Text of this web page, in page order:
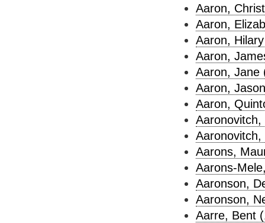
Aaron,
Aaron,
Aaron,
Aaron,
Aaron, Jane
Aaron,
Aaron,
Aaronovitch,
Aarons,
Aarons-
Aaronson,
Aaronson,
Aarre, Bent